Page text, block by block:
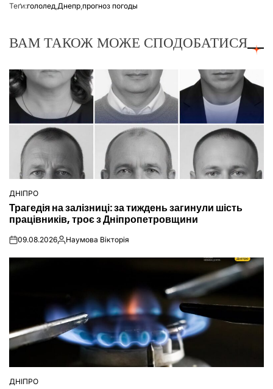
Теґи:гололед Днепр прогноз погоды
ВАМ ТАКОЖ МОЖЕ СПОДОБАТИСЯ
ОПУБЛІКУВАТИ
ДНІПРО
Трагедія на залізниці: за тиждень загинули шість
працівників, троє з Дніпропетровщини
on09.08.2026Опубліковано
Наумова Вікторія
ОПУБЛІКУВАТИ
ДНІПРО